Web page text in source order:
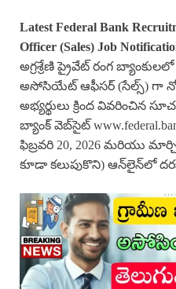
Latest Federal Bank
Officer (Sales) Job
అగ్రశ్రేణి ప్రైవేట్ రంగ
అసోసియేట్ ఆఫీసర్ (సేల్స్) గా
అభ్యర్థులు క్రింద వివరించిన
బ్యాంక్ వెబ్‌సైట్
ఫిబ్రవరి 20, 2026 మరియు మార్చి
కూడా కలుపుకొని) ఆన్‌లైన్‌లో